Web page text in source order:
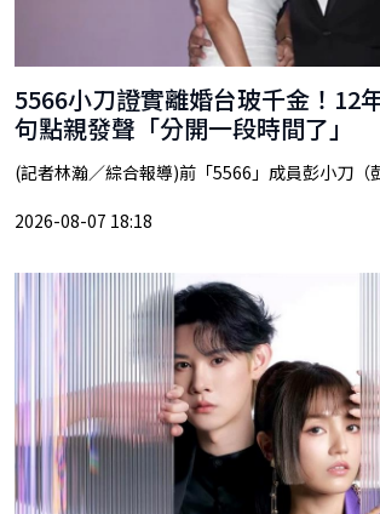
5566小刀證實離婚台玻千金！12
句點親發聲「分開一段時間了」
(記者林瀚／綜合報導)前「5566」成員彭小刀（
2026-08-07 18:18